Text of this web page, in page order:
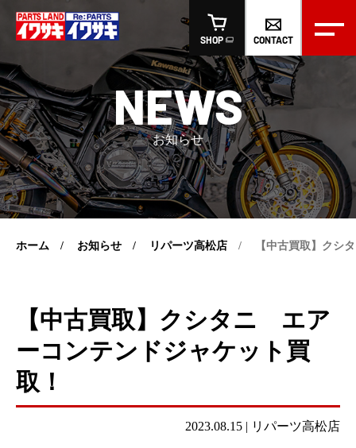
SHOP CONTACT
お知らせ
NEWS
ホーム お知らせ リパーツ高松店 【中古買取】クシ
【中古買取】クシタニ エア
ーコンテンドジャケット買
取！
2023.08.15 | リパーツ高松店